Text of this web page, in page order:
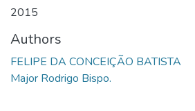
2015
Authors
FELIPE DA CONCEIÇÃO BATISTA
Major Rodrigo Bispo.